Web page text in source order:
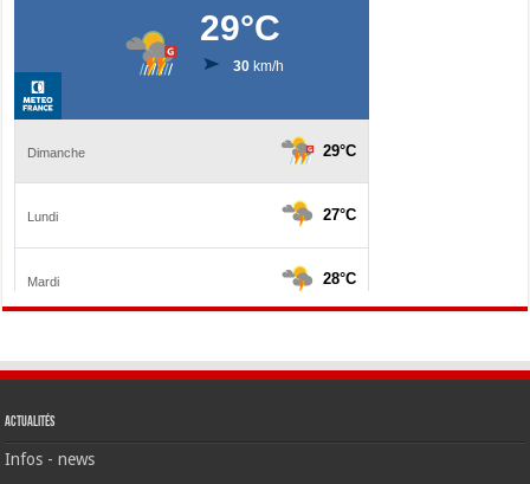
Actualités
Infos - news